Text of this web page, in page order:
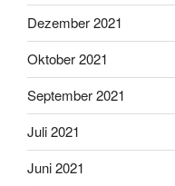
Dezember 2021
Oktober 2021
September 2021
Juli 2021
Juni 2021